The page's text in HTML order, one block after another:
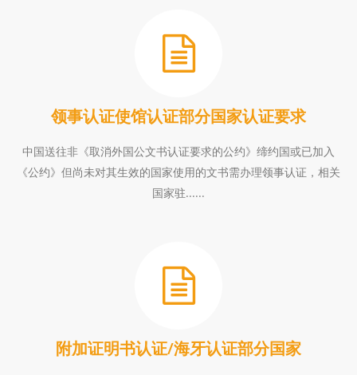
领事认证使馆认证部分国家认证要求
中国送往非《取消外国公文书认证要求的公约》缔约国或已加入
《公约》但尚未对其生效的国家使用的文书需办理领事认证，相关
国家驻......
附加证明书认证/海牙认证部分国家